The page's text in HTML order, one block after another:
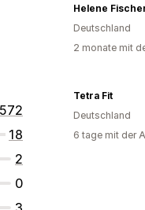
572
18
2
0
Helene
Deutschland
2 monate mit
Tetra Fit
Deutschland
6 tage mit der